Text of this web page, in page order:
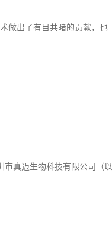
做出了有目共睹的贡献，也
真迈生物科技有限公司（以